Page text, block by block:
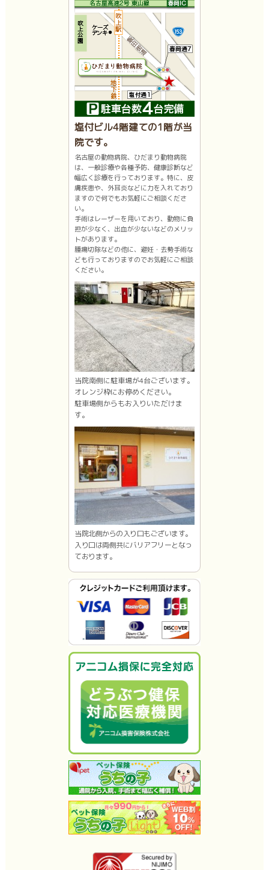
塩付ビル4階建ての1階が当
院です。
名古屋の動物病院、ひだまり動物病院
は、一般診療や各種予防、健康診断など
幅広く診療を行っております。特に、皮
膚疾患や、外耳炎などに力を入れており
ますので何でもお気軽にご相談くださ
い。
手術はレーザーを用いており、動物に負
担が少なく、出血が少ないなどのメリッ
トがあります。
腫瘍切除などの他に、避妊・去勢手術な
ども行っておりますのでお気軽にご相談
ください。
当院南側に駐車場が4台ございます。
オレンジ枠にお停めください。
駐車場側からもお入りいただけま
す。
当院北側からの入り口もございます。
入り口は両側共にバリアフリーとなっ
ております。